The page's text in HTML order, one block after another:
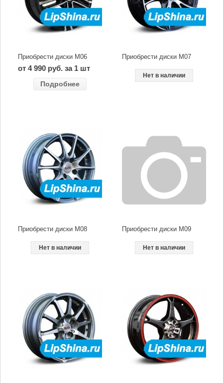
Приобрести диски M06
от 4 990 руб. за 1 шт
Подробнее
Приобрести диски M07
Нет в наличии
Приобрести диски M08
Нет в наличии
Приобрести диски M09
Нет в наличии